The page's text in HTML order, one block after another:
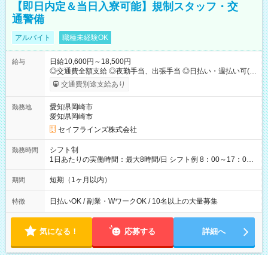
【即日内定＆当日入寮可能】規制スタッフ・交
通警備
アルバイト 職種未経験OK
給与
日給10,600円～18,500円
◎交通費全額支給 ◎夜勤手当、出張手当 ◎日払い・週払い可(希
望者／条件有) ＜月収例＞ 日給10,600円×22日稼働＝23.5万円/
試用期間の長さ：3ヶ月 雇用形態、給与は本採用時と同じです。
交通費別途支給あり
勤務地
愛知県岡崎市
愛知県岡崎市
セイフラインズ株式会社
勤務時間
シフト制
1日あたりの実働時間：最大8時間/日 シフト例 8：00～17：00
21：00～6：00 ※現場によっては多少時間は前後します ▶残業
ほとんどなし！ ▶時間より早く終わることの方が多いと思いま
も日給は同額支給！
期間 短期（1ヶ月以内）
特徴 日払いOK / 副業・WワークOK / 10名以上の大量募集
気になる！ 応募する 詳細へ